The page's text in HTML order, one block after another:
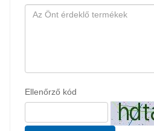
Ellenőrző kód